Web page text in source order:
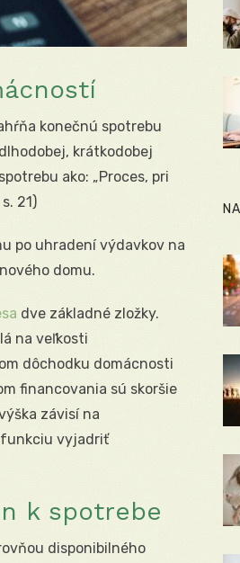
konečnú spotrebu
krátkodobej
ako: „Proces, pri
21)
po uhradení výdavkov na
domu.
dve základné zložky.
na veľkosti
dôchodku domácnosti
financovania sú skoršie
závisí na
funkciu vyjadriť
k spotrebe
disponibilného